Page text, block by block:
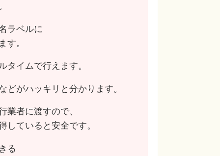
ラベルに
す。
タイムで行えます。
どがハッキリと分かります。
業者に渡すので、
ていると安全です。
る